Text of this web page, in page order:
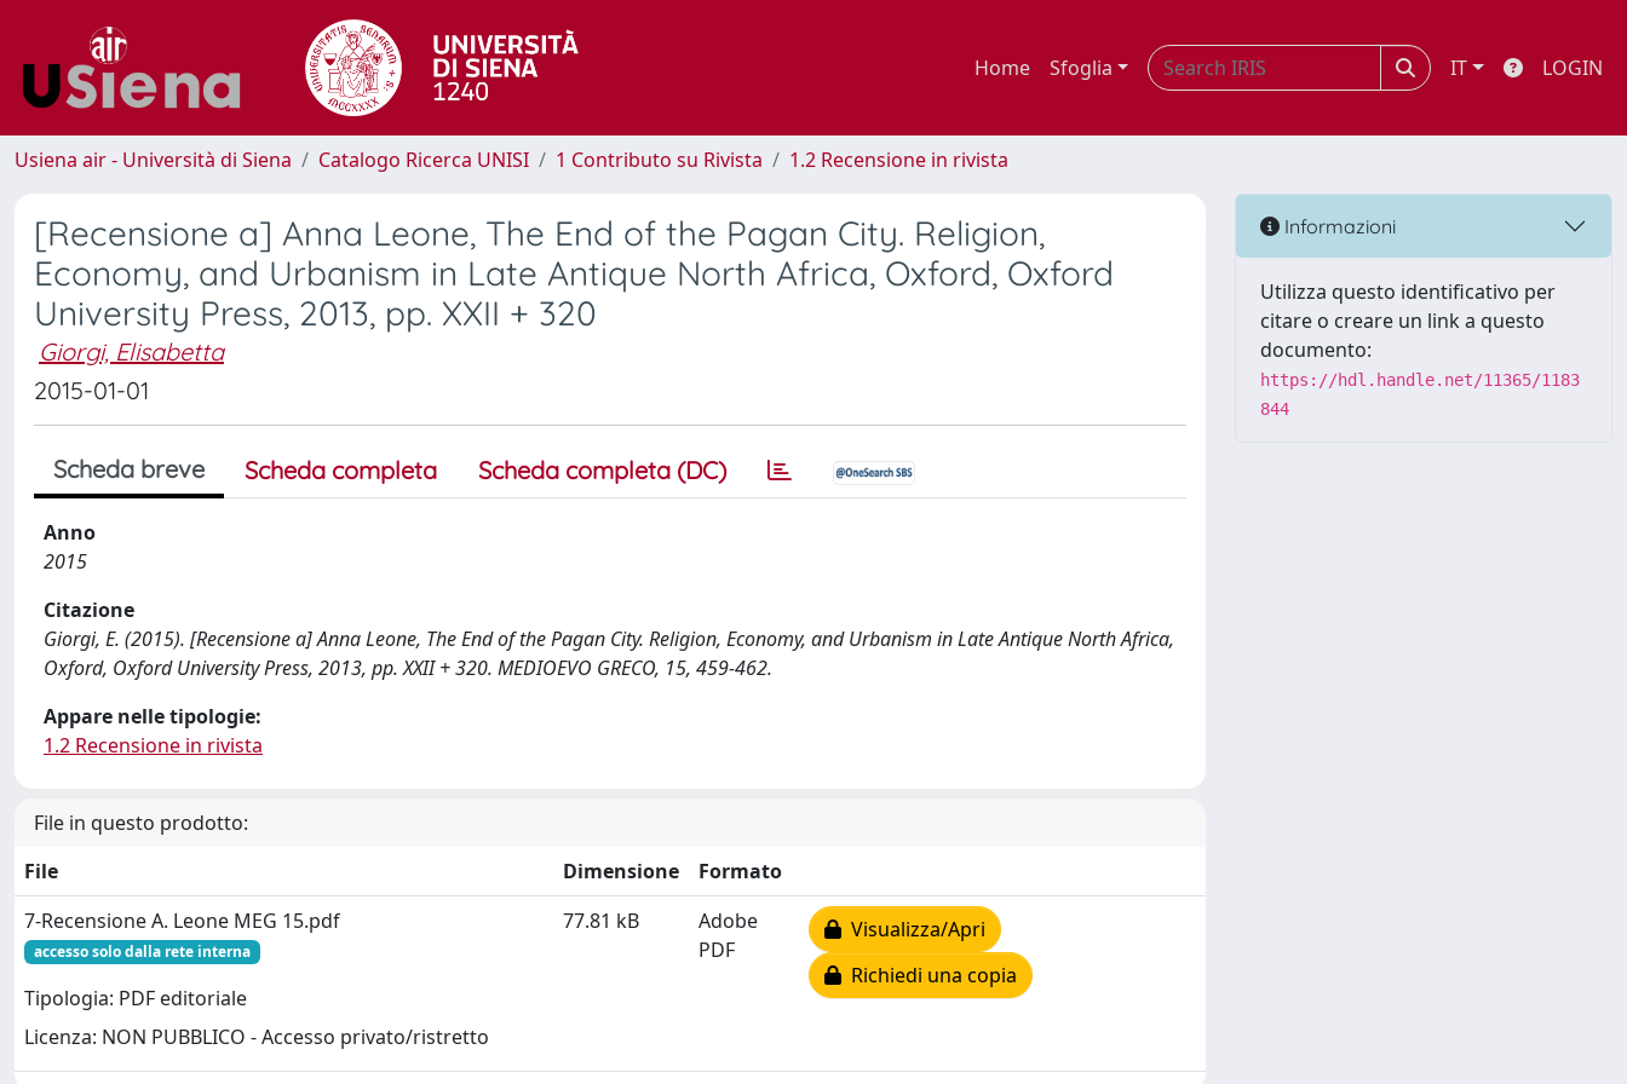
Home Sfoglia IT LOGIN
Usiena air - Università di Siena Catalogo Ricerca UNISI 1 Contributo su Rivista 1.2 Recensione in rivista
[Recensione a] Anna Leone, The End of the Pagan City. Religion,
Economy, and Urbanism in Late Antique North Africa, Oxford, Oxford
University Press, 2013, pp. XXII + 320
Giorgi, Elisabetta
2015-01-01
Scheda breve Scheda completa Scheda completa (DC)
Anno
2015
Citazione
Giorgi, E. (2015). [Recensione a] Anna Leone, The End of the Pagan City. Religion, Economy, and Urbanism in Late Antique North Africa,
Oxford, Oxford University Press, 2013, pp. XXII + 320. MEDIOEVO GRECO, 15, 459-462.
Appare nelle tipologie:
1.2 Recensione in rivista
File in questo prodotto:
File
Dimensione
Formato
7-Recensione A. Leone MEG 15.pdf
accesso solo dalla rete interna
Tipologia: PDF editoriale
Licenza: NON PUBBLICO - Accesso privato/ristretto
77.81 kB
Adobe
PDF
Visualizza/Apri
Richiedi una copia
Informazioni
Utilizza questo identificativo per
citare o creare un link a questo
documento:
https://hdl.handle.net/11365/1183
844